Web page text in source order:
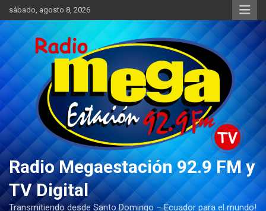
Saltar
al
contenido
sábado, agosto 8, 2026
Radio Megaestación 92.9 FM y
TV Digital
Transmitiendo desde Santo Domingo – Ecuador para el mundo!